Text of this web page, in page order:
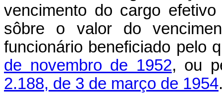
vencimento do cargo
sôbre o valor do
funcionário beneficiado pelo
de novembro de 1952, ou
2.188, de 3 de março de 1954